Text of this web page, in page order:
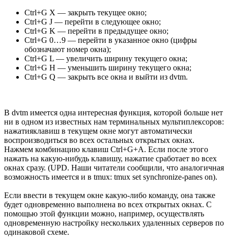
Ctrl+G X — закрыть текущее окно;
Ctrl+G J — перейти в следующее окно;
Ctrl+G K — перейти в предыдущее окно;
Ctrl+G 0…9 — перейти в указанное окно (цифры
обозначают номер окна);
Ctrl+G L — увеличить ширину текущего окна;
Ctrl+G H — уменьшить ширину текущего окна;
Ctrl+G Q — закрыть все окна и выйти из dvtm.
В dvtm имеется одна интересная функция, которой больше нет
ни в одном из известных нам терминальных мультиплексоров:
нажатияклавиш в текущем окне могут автоматически
воспроизводиться во всех остальных открытых окнах.
Нажмем комбинацию клавиш Ctrl+G+A. Если после этого
нажать на какую-нибудь клавишу, нажатие сработает во всех
окнах сразу. (UPD. Наши читатели сообщили, что аналогичная
возможность имеется и в tmux: tmux set synchronize-panes on).
Если ввести в текущем окне какую-либо команду, она также
будет одновременно выполнена во всех открытых окнах. С
помощью этой функции можно, например, осуществлять
одновременную настройку нескольких удаленных серверов по
одинаковой схеме.